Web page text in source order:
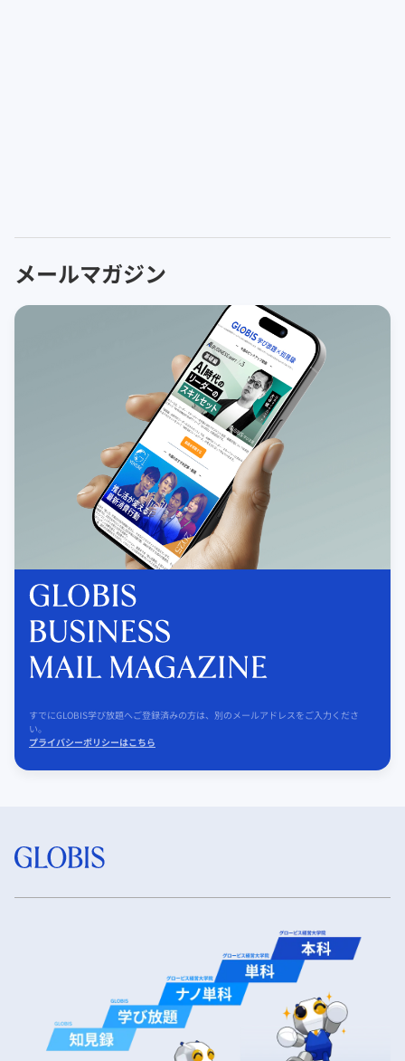
メールマガジン
すでにGLOBIS学び放題へご登録済みの方は、別のメールアドレスをご入力くださ
い。
プライバシーポリシーはこちら